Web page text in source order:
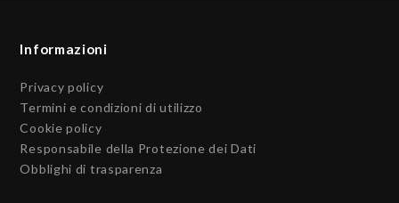
Informazioni
Privacy policy
Termini e condizioni di utilizzo
Cookie policy
Responsabile della Protezione dei Dati
Obblighi di trasparenza